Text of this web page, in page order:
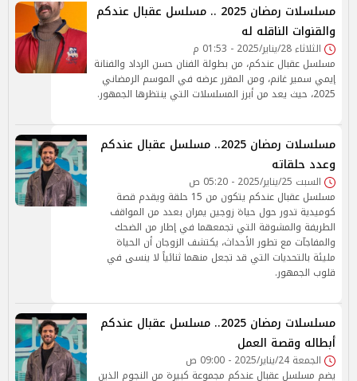
مسلسلات رمضان 2025 .. مسلسل عقبال عندكم
والقنوات الناقله له
الثلاثاء 28/يناير/2025 - 01:53 م
مسلسل عقبال عندكم، من بطولة الفنان حسن الرداد والفنانة
إيمي سمير غانم، ومن المقرر عرضه في الموسم الرمضاني
2025، حيث يعد من أبرز المسلسلات التي ينتظرها الجمهور.
مسلسلات رمضان 2025.. مسلسل عقبال عندكم
وعدد حلقاته
السبت 25/يناير/2025 - 05:20 ص
مسلسل عقبال عندكم يتكون من 15 حلقة ويقدم قصة
كوميدية تدور حول حياة زوجين يمران بعدد من المواقف
الطريفة والمشوقة التي تجمعهما في إطار من الضحك
والمفاجآت مع تطور الأحداث، يكتشف الزوجان أن الحياة
مليئة بالتحديات التي قد تجعل منهما ثنائياً لا ينسى في
قلوب الجمهور.
مسلسلات رمضان 2025.. مسلسل عقبال عندكم
أبطاله وقصة العمل
الجمعة 24/يناير/2025 - 09:00 ص
يضم مسلسل عقبال عندكم مجموعة كبيرة من النجوم الذين